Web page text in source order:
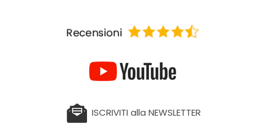
ISCRIVITI alla NEWSLETTER